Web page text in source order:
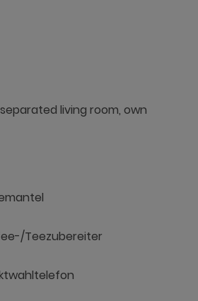
living room, own
Teezubereiter